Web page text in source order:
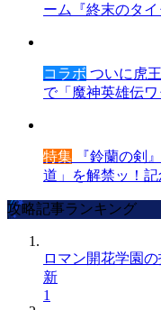
ーム『終末のタ
コラボ ついに虎
で「魔神英雄伝
特集 『鈴蘭の剣
道」を解禁ッ！
攻略記事ランキング
ロマン開花学園
新
1